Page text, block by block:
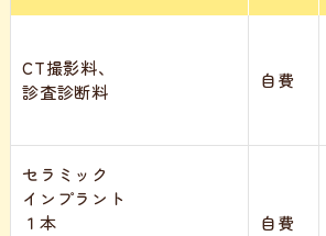
CT撮影料、
診査診断料
自費
セラミック
インプラント
１本
自費